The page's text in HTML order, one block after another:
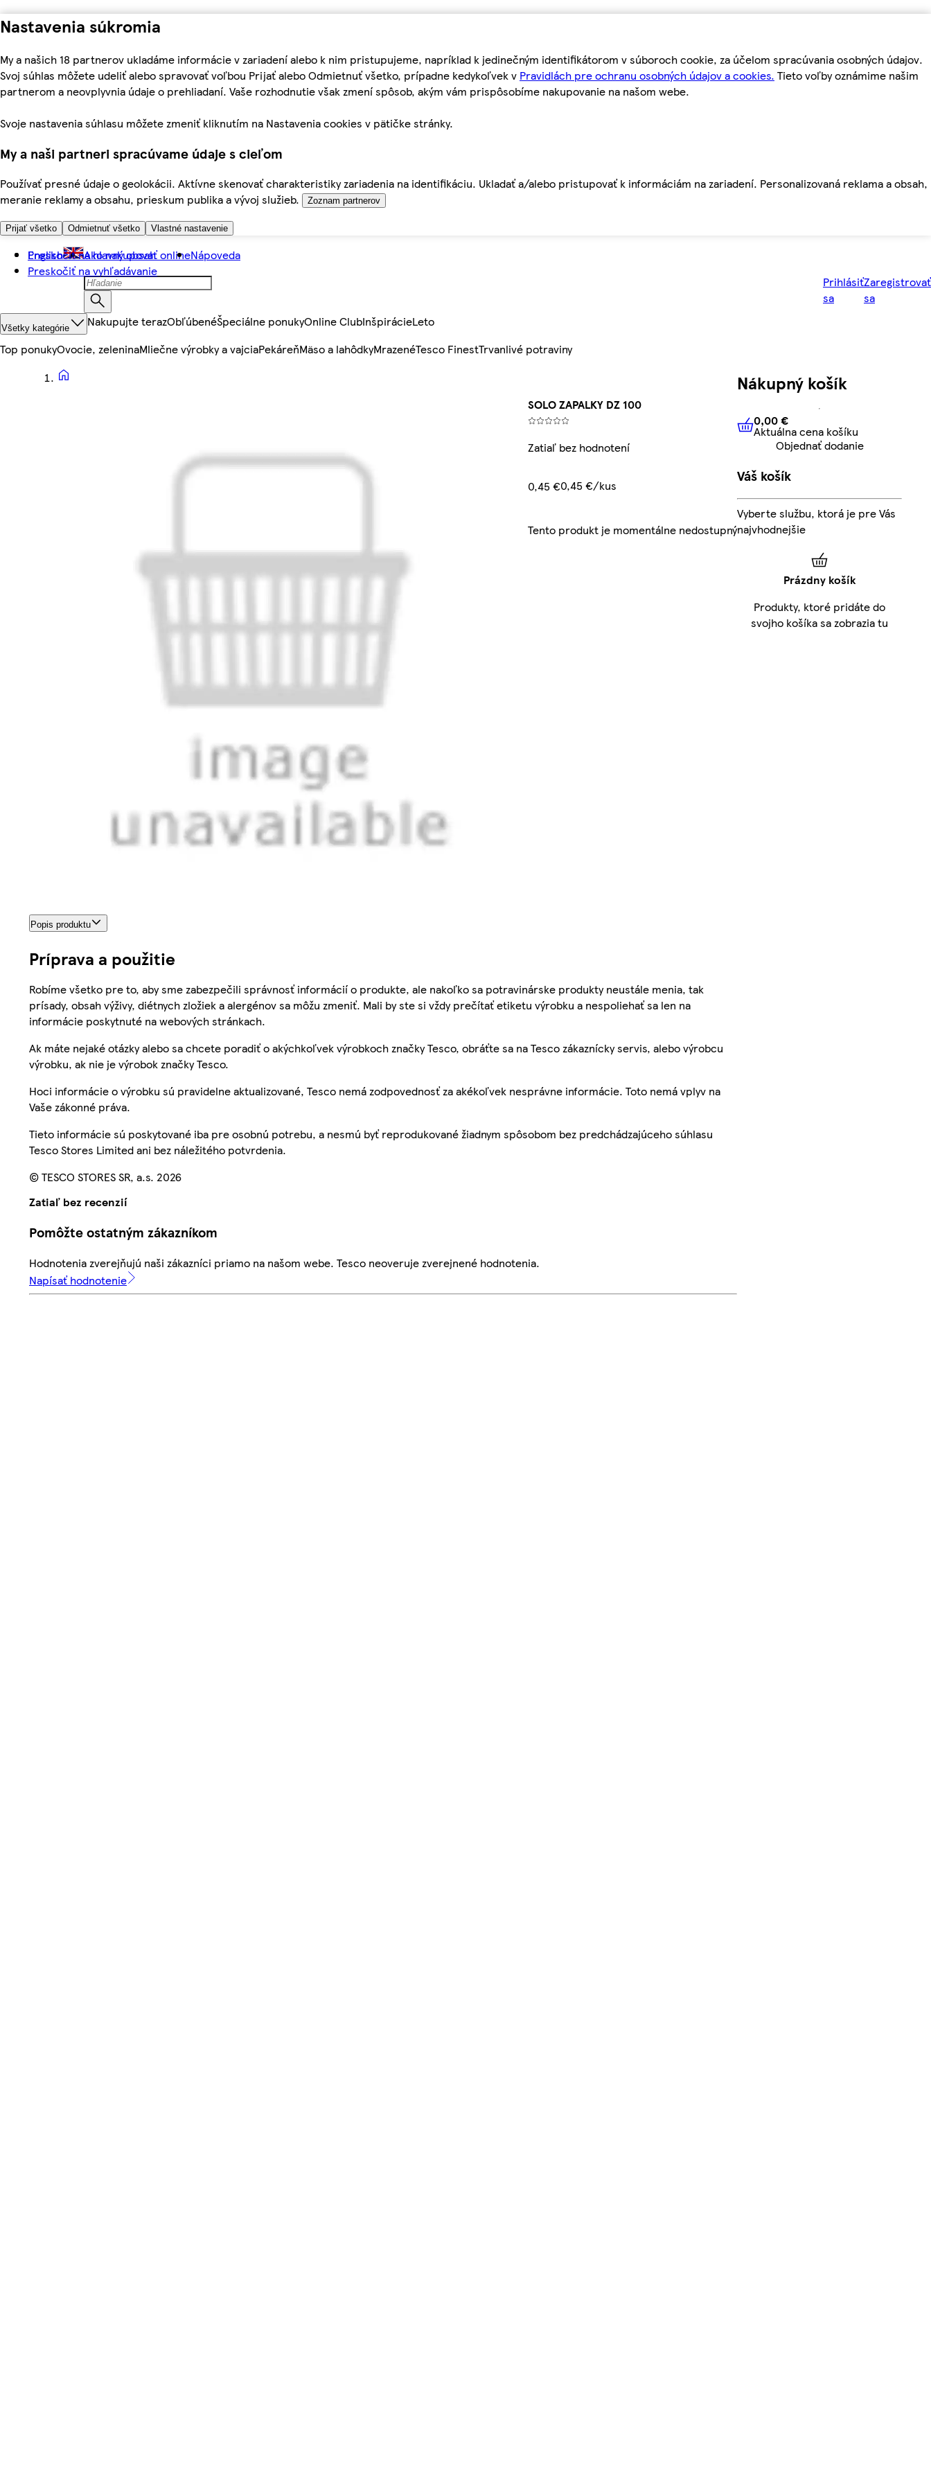
Nastavenia súkromia
My a našich 18 partnerov ukladáme informácie v zariadení alebo k nim pristupujeme, napríklad k jedinečným identifikátorom v súboroch cookie, za účelom spracúvania osobných údajov.
Svoj súhlas môžete udeliť alebo spravovať voľbou Prijať alebo Odmietnuť všetko, prípadne kedykoľvek v Pravidlách pre ochranu osobných údajov a cookies. Tieto voľby oznámime našim
partnerom a neovplyvnia údaje o prehliadaní. Vaše rozhodnutie však zmení spôsob, akým vám prispôsobíme nakupovanie na našom webe.
Svoje nastavenia súhlasu môžete zmeniť kliknutím na Nastavenia cookies v pätičke stránky.
My a naši partneri spracúvame údaje s cieľom
Používať presné údaje o geolokácii. Aktívne skenovať charakteristiky zariadenia na identifikáciu. Ukladať a/alebo pristupovať k informáciám na zariadení. Personalizovaná reklama a obsah,
meranie reklamy a obsahu, prieskum publika a vývoj služieb.
Zoznam partnerov
Prijať všetko Odmietnuť všetko Vlastné nastavenie
Preskočiť na hlavný obsah
Preskočiť na vyhľadávanie
English Ako nakupovať onlineNápoveda
Prihlásiť
sa
Zaregistrovať
sa
Všetky kategórie Nakupujte terazObľúbenéŠpeciálne ponukyOnline ClubInšpirácieLeto
Top ponukyOvocie, zeleninaMliečne výrobky a vajciaPekáreňMäso a lahôdkyMrazenéTesco FinestTrvanlivé potraviny
SOLO ZAPALKY DZ 100
Zatiaľ bez hodnotení
0,45 €0,45 €/kus
Tento produkt je momentálne nedostupný
Popis produktu
Príprava a použitie
Robíme všetko pre to, aby sme zabezpečili správnosť informácií o produkte, ale nakoľko sa potravinárske produkty neustále menia, tak
prísady, obsah výživy, diétnych zložiek a alergénov sa môžu zmeniť. Mali by ste si vždy prečítať etiketu výrobku a nespoliehať sa len na
informácie poskytnuté na webových stránkach.
Ak máte nejaké otázky alebo sa chcete poradiť o akýchkoľvek výrobkoch značky Tesco, obráťte sa na Tesco zákaznícky servis, alebo výrobcu
výrobku, ak nie je výrobok značky Tesco.
Hoci informácie o výrobku sú pravidelne aktualizované, Tesco nemá zodpovednosť za akékoľvek nesprávne informácie. Toto nemá vplyv na
Vaše zákonné práva.
Tieto informácie sú poskytované iba pre osobnú potrebu, a nesmú byť reprodukované žiadnym spôsobom bez predchádzajúceho súhlasu
Tesco Stores Limited ani bez náležitého potvrdenia.
© TESCO STORES SR, a.s. 2026
Zatiaľ bez recenzií
Pomôžte ostatným zákazníkom
Hodnotenia zverejňujú naši zákazníci priamo na našom webe. Tesco neoveruje zverejnené hodnotenia.
Napísať hodnotenie
Nákupný košík
0,00 € Aktuálna cena košíku
0,00 €
Aktuálna cena košíku
Objednať dodanie
Váš košík
Vyberte službu, ktorá je pre Vás
najvhodnejšie
Prázdny košík
Produkty, ktoré pridáte do
svojho košíka sa zobrazia tu